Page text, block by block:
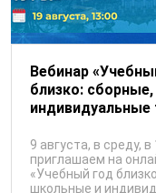
Вебинар
близко:
индивидуальные
9 августа, в среду, в
приглашаем на
«Учебный год
школьные и